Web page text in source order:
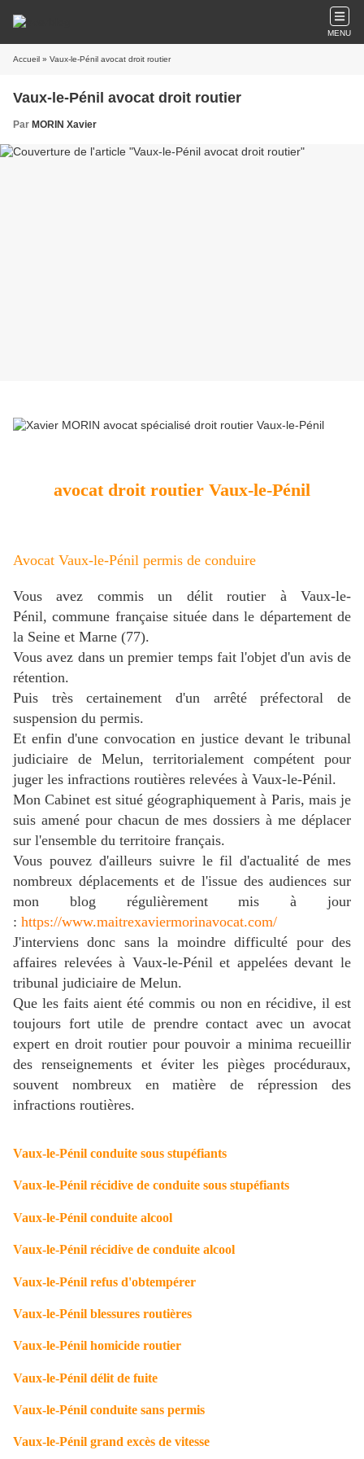
MENU
Accueil » Vaux-le-Pénil avocat droit routier
Vaux-le-Pénil avocat droit routier
Par MORIN Xavier
avocat droit routier Vaux-le-Pénil
Avocat Vaux-le-Pénil permis de conduire
Vous avez commis un délit routier à Vaux-le-
Pénil, commune française située dans le département de
la Seine et Marne (77).
Vous avez dans un premier temps fait l'objet d'un avis de
rétention.
Puis très certainement d'un arrêté préfectoral de
suspension du permis.
Et enfin d'une convocation en justice devant le tribunal
judiciaire de Melun, territorialement compétent pour
juger les infractions routières relevées à Vaux-le-Pénil.
Mon Cabinet est situé géographiquement à Paris, mais je
suis amené pour chacun de mes dossiers à me déplacer
sur l'ensemble du territoire français.
Vous pouvez d'ailleurs suivre le fil d'actualité de mes
nombreux déplacements et de l'issue des audiences sur
mon blog régulièrement mis à jour
: https://www.maitrexaviermorinavocat.com/
J'interviens donc sans la moindre difficulté pour des
affaires relevéesà Vaux-le-Pénilet appelées devant le
tribunal judiciaire de Melun.
Que les faits aient été commis ou non en récidive, il est
toujours fort utile de prendre contact avec un avocat
expert en droit routier pour pouvoir a minima recueillir
des renseignements et éviter les pièges procéduraux,
souvent nombreux en matière de répression des
infractions routières.
Vaux-le-Pénil conduite sous stupéfiants
Vaux-le-Pénil récidive de conduite sous stupéfiants
Vaux-le-Pénil conduite alcool
Vaux-le-Pénil récidive de conduite alcool
Vaux-le-Pénil refus d'obtempérer
Vaux-le-Pénil blessures routières
Vaux-le-Pénil homicide routier
Vaux-le-Pénil délit de fuite
Vaux-le-Pénil conduite sans permis
Vaux-le-Pénil grand excès de vitesse